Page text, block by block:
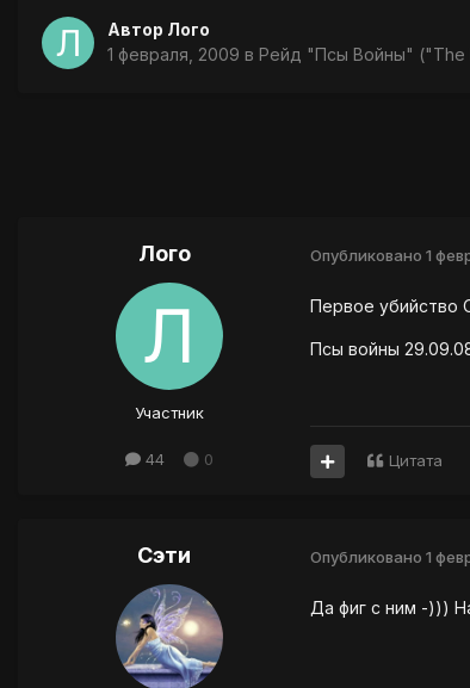
Автор Лого
1 февраля, 2009 в Рейд "Псы Войны" ("The
Лого
Участник
44 0
Опубликовано 1
Первое убийство
Псы войны
Цитата
Сэти Опубликовано 1
Да фиг с ним -)))